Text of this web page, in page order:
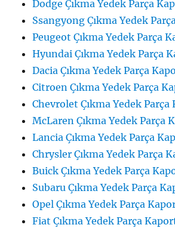
Dodge Çıkma Yedek Parça
Ssangyong Çıkma Yedek
Peugeot Çıkma Yedek Parça
Hyundai Çıkma Yedek Parça
Dacia Çıkma Yedek Parça
Citroen Çıkma Yedek Parça
Chevrolet Çıkma Yedek Parça
McLaren Çıkma Yedek Parça
Lancia Çıkma Yedek Parça
Chrysler Çıkma Yedek Parça
Buick Çıkma Yedek Parça
Subaru Çıkma Yedek Parça
Opel Çıkma Yedek Parça
Fiat Çıkma Yedek Parça